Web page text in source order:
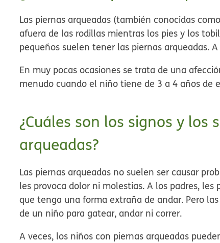
Las piernas arqueadas (también conocidas
afuera de las rodillas mientras los pies y los
pequeños suelen tener las piernas arqueadas.
En muy pocas ocasiones se trata de una
menudo cuando el niño tiene de 3 a 4 años de
¿Cuáles son los signos y los
arqueadas?
Las piernas arqueadas no suelen ser causar
les provoca dolor ni molestias. A los padres,
que tenga una forma extraña de andar. Pero
de un niño para gatear, andar ni correr.
A veces, los niños con piernas arqueadas